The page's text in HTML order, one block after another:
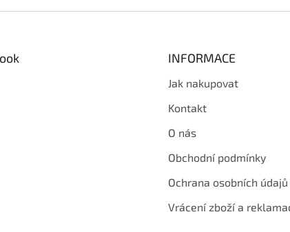
INFORMACE
Jak nakupovat
Kontakt
O nás
Obchodní podmínky
Ochrana osobních údajů
Vrácení zboží a